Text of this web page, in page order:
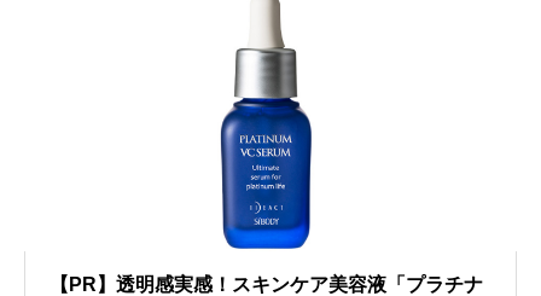
【PR】透明感実感！スキンケア美容液「プラチナ